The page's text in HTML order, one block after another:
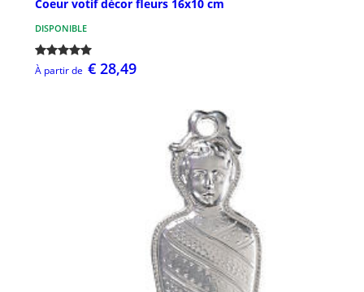
Coeur votif décor fleurs 16x10 cm
DISPONIBLE
À partir de € 28,49